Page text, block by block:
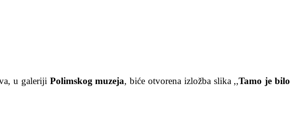
u galeriji Polimskog muzeja, biće otvorena izložba slika ,,Tamo je bilo